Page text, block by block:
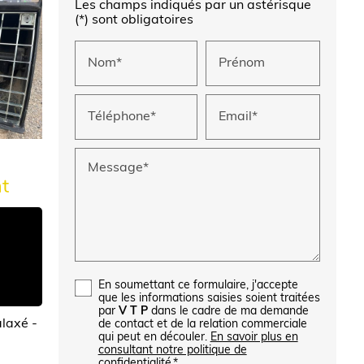
-
Les champs indiqués par un astérisque
(*) sont obligatoires
Nom* Prénom
Téléphone* Email*
Message*
En soumettant ce formulaire, j'accepte
que les informations saisies soient traitées
par V T Pdans le cadre de ma demande
de contact et de la relation commerciale
qui peut en découler. En savoir plus en
consultant notre politique de